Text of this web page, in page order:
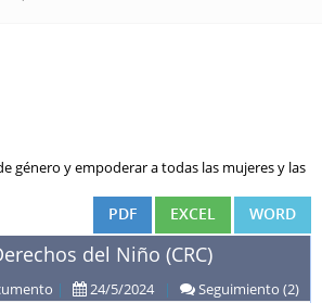
género y empoderar a todas las mujeres y las
PDF EXCEL WORD
del Niño (CRC)
| 24/5/2024|
Seguimiento (2)